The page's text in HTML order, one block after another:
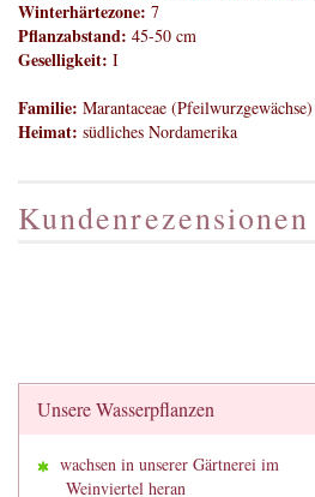
Winterhärtezone: 7
Pflanzabstand: 45-50 cm
Geselligkeit: I
Familie: Marantaceae (Pfeilwurzgewächse)
Heimat: südliches Nordamerika
Kundenrezensionen
Unsere Wasserpflanzen
wachsen in unserer Gärtnerei im
Weinviertel heran